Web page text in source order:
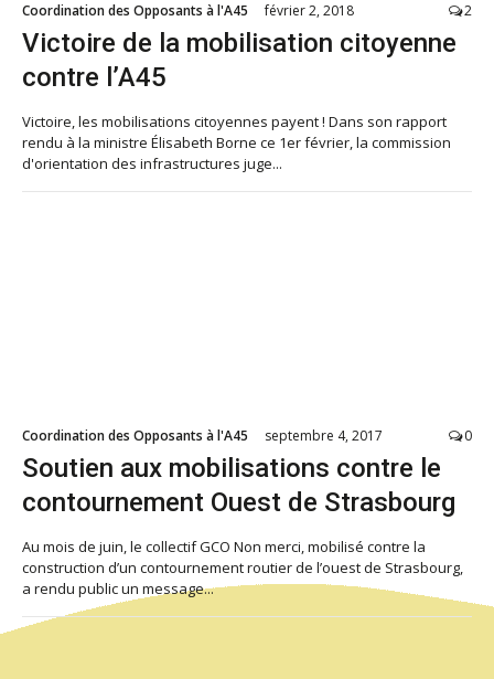
Coordination des Opposants à l'A45 février 2, 2018 2
Victoire de la mobilisation citoyenne
contre l’A45
Victoire, les mobilisations citoyennes payent ! Dans son rapport
rendu à la ministre Élisabeth Borne ce 1er février, la commission
d'orientation des infrastructures juge...
Coordination des Opposants à l'A45 septembre 4, 2017 0
Soutien aux mobilisations contre le
contournement Ouest de Strasbourg
Au mois de juin, le collectif GCO Non merci, mobilisé contre la
construction d’un contournement routier de l’ouest de Strasbourg,
a rendu public un message...